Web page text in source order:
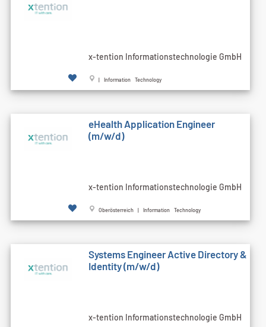
x-tention Informationstechnologie GmbH
| Information Technology
eHealth Application Engineer
(m/w/d)
x-tention Informationstechnologie GmbH
Oberösterreich | Information Technology
Systems Engineer Active Directory &
Identity (m/w/d)
x-tention Informationstechnologie GmbH